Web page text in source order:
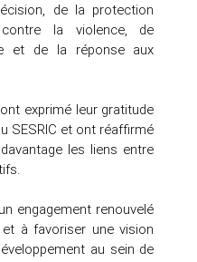
de la protection
la violence, de
et de la réponse aux
exprimé leur gratitude
SESRIC et ont réaffirmé
les liens entre
engagement renouvelé
à favoriser une vision
au sein de